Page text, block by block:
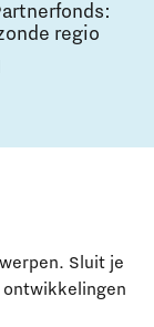
regio
Sluit je